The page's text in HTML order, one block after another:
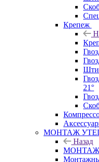
Крепеж
21°
МОНТАЖ
Назад
МОНТАЖ